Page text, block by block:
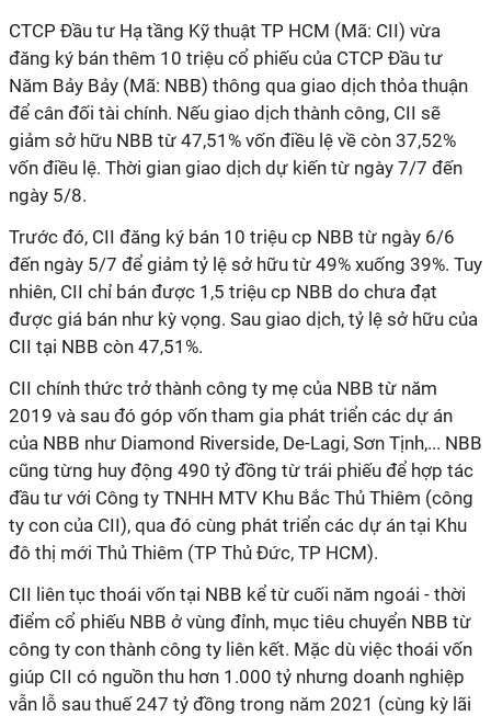
CTCP Đầu tư Hạ tầng Kỹ thuật TP HCM (Mã: CII) vừa
đăng ký bán thêm 10 triệu cổ phiếu của CTCP Đầu tư
Năm Bảy Bảy (Mã: NBB) thông qua giao dịch thỏa thuận
để cân đối tài chính. Nếu giao dịch thành công, CII sẽ
giảm sở hữu NBB từ 47,51% vốn điều lệ về còn 37,52%
vốn điều lệ. Thời gian giao dịch dự kiến từ ngày 7/7 đến
ngày 5/8.
Trước đó, CII đăng ký bán 10 triệu cp NBB từ ngày 6/6
đến ngày 5/7 để giảm tỷ lệ sở hữu từ 49% xuống 39%. Tuy
nhiên, CII chỉ bán được 1,5 triệu cp NBB do chưa đạt
được giá bán như kỳ vọng. Sau giao dịch, tỷ lệ sở hữu của
CII tại NBB còn 47,51%.
CII chính thức trở thành công ty mẹ của NBB từ năm
2019 và sau đó góp vốn tham gia phát triển các dự án
của NBB như Diamond Riverside, De-Lagi, Sơn Tịnh,... NBB
cũng từng huy động 490 tỷ đồng từ trái phiếu để hợp tác
đầu tư với Công ty TNHH MTV Khu Bắc Thủ Thiêm (công
ty con của CII), qua đó cùng phát triển các dự án tại Khu
đô thị mới Thủ Thiêm (TP Thủ Đức, TP HCM).
CII liên tục thoái vốn tại NBB kể từ cuối năm ngoái - thời
điểm cổ phiếu NBB ở vùng đỉnh, mục tiêu chuyển NBB từ
công ty con thành công ty liên kết. Mặc dù việc thoái vốn
giúp CII có nguồn thu hơn 1.000 tỷ nhưng doanh nghiệp
vẫn lỗ sau thuế 247 tỷ đồng trong năm 2021 (cùng kỳ lãi